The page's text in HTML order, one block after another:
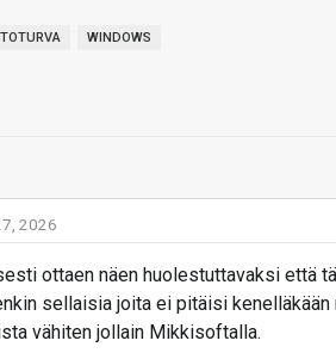
WINDOWS
2026
ottaen näen huolestuttavaksi että
sellaisia joita ei pitäisi
vähiten jollain Mikkisoftalla.